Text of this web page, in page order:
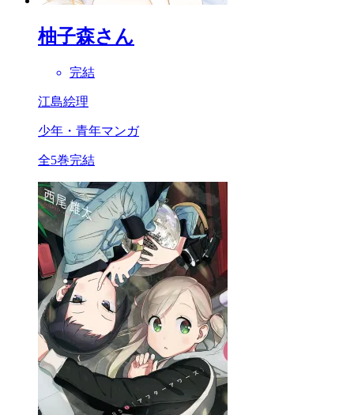
柚子森さん
完結
江島絵理
少年・青年マンガ
全5巻完結